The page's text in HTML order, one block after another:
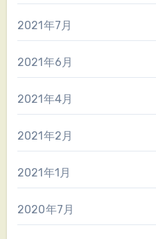
2021年7月
2021年6月
2021年4月
2021年2月
2021年1月
2020年7月